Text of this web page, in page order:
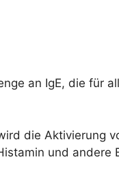
an IgE, die für
die Aktivierung
und andere